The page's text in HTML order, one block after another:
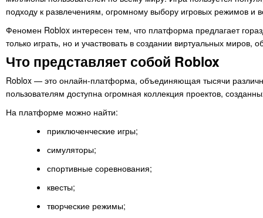
подходу к развлечениям, огромному выбору игровых режимов и
Феномен Roblox интересен тем, что платформа предлагает
только играть, но и участвовать в создании виртуальных миров,
Что представляет собой Roblox
Roblox — это онлайн-платформа, объединяющая тысячи
пользователям доступна огромная коллекция проектов,
На платформе можно найти:
приключенческие игры;
симуляторы;
спортивные соревнования;
квесты;
творческие режимы;